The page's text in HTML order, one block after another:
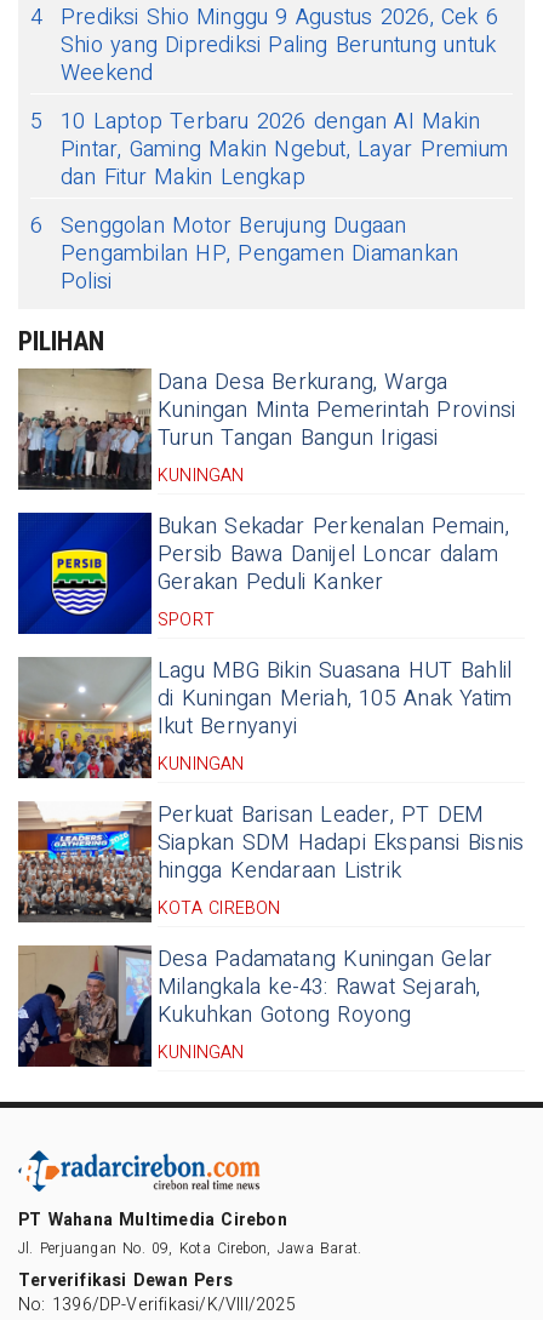
4 Prediksi Shio Minggu 9 Agustus 2026, Cek 6
Shio yang Diprediksi Paling Beruntung untuk
Weekend
5
10 Laptop Terbaru 2026 dengan AI Makin
Pintar, Gaming Makin Ngebut, Layar Premium
dan Fitur Makin Lengkap
6 Senggolan Motor Berujung Dugaan
Pengambilan HP, Pengamen Diamankan
Polisi
PILIHAN
Dana Desa Berkurang, Warga
Kuningan Minta Pemerintah Provinsi
Turun Tangan Bangun Irigasi
KUNINGAN
Bukan Sekadar Perkenalan Pemain,
Persib Bawa Danijel Loncar dalam
Gerakan Peduli Kanker
SPORT
Lagu MBG Bikin Suasana HUT Bahlil
di Kuningan Meriah, 105 Anak Yatim
Ikut Bernyanyi
KUNINGAN
Perkuat Barisan Leader, PT DEM
Siapkan SDM Hadapi Ekspansi Bisnis
hingga Kendaraan Listrik
KOTA CIREBON
Desa Padamatang Kuningan Gelar
Milangkala ke-43: Rawat Sejarah,
Kukuhkan Gotong Royong
KUNINGAN
PT Wahana Multimedia Cirebon
Jl. Perjuangan No. 09, Kota Cirebon, Jawa Barat.
Terverifikasi Dewan Pers
No: 1396/DP-Verifikasi/K/VIII/2025